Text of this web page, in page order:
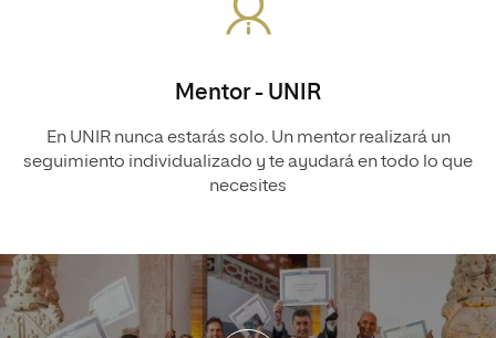
Mentor - UNIR
En UNIR nunca estarás solo. Un mentor realizará un
seguimiento individualizado y te ayudará en todo lo que
necesites